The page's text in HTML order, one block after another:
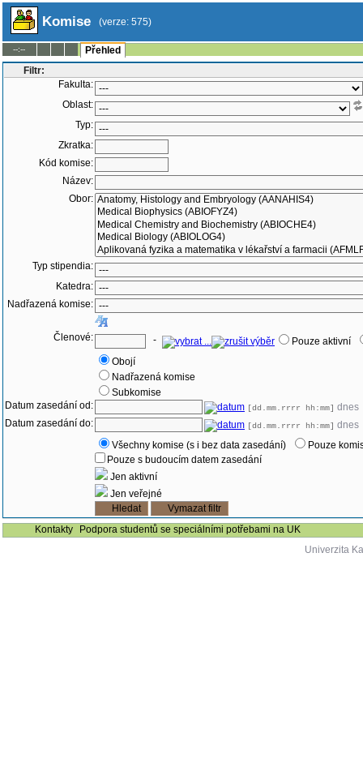
Komise (verze: 575)
--:--
Přehled
Filtr:
Fakulta:
Oblast:
Typ:
Zkratka:
Kód komise:
Název:
Obor:
Typ stipendia:
Katedra:
Nadřazená komise:
Členové: -
Pouze aktivní
Obojí
Nadřazená komise
Subkomise
Datum zasedání od:
[dd.mm.rrrr hh:mm] dnes
Datum zasedání do:
[dd.mm.rrrr hh:mm] dnes
Všechny komise (s i bez data zasedání)
Pouze
Pouze s budoucím datem zasedání
Jen aktivní
Jen veřejné
Kontakty
Podpora studentů se speciálními potřebami na UK
Univerzita